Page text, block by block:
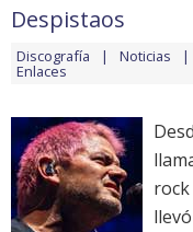
Despistaos
Discografía Noticias
Enlaces